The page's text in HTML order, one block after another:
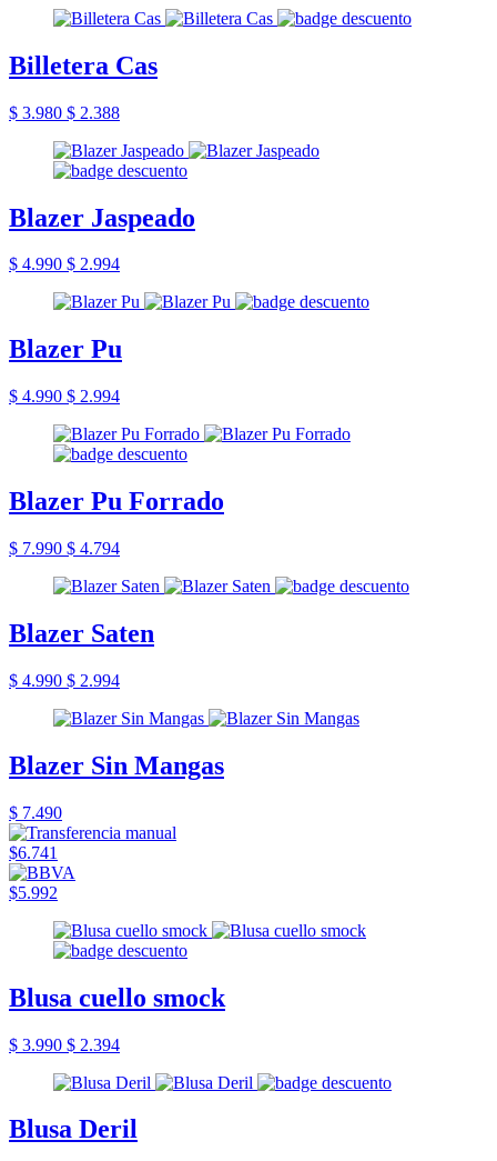
Billetera Cas
$ 3.980 $ 2.388
Blazer Jaspeado
$ 4.990 $ 2.994
Blazer Pu
$ 4.990 $ 2.994
Blazer Pu Forrado
$ 7.990 $ 4.794
Blazer Saten
$ 4.990 $ 2.994
Blazer Sin Mangas
$ 7.490
$6.741
$5.992
Blusa cuello smock
$ 3.990 $ 2.394
Blusa Deril